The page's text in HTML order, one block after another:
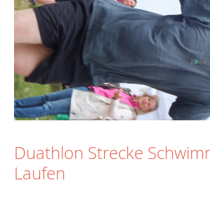
Duathlon Strecke
Laufen